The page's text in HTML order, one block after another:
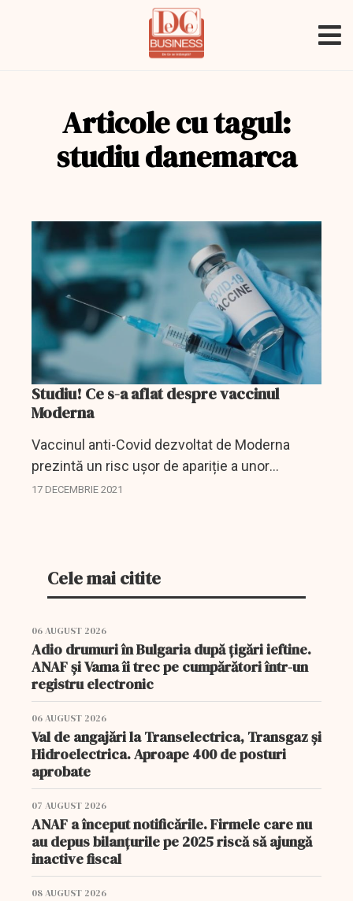
Articole cu tagul:
studiu danemarca
Studiu! Ce s-a aflat despre vaccinul
Moderna
Vaccinul anti-Covid dezvoltat de Moderna
prezintă un risc ușor de apariție a unor
probleme cardiace, relevă un studiu efectuat
17 DECEMBRIE 2021
Cele mai citite
06 AUGUST 2026
Adio drumuri în Bulgaria după țigări ieftine.
ANAF și Vama îi trec pe cumpărători într-un
registru electronic
06 AUGUST 2026
Val de angajări la Transelectrica, Transgaz și
Hidroelectrica. Aproape 400 de posturi
aprobate
07 AUGUST 2026
ANAF a început notificările. Firmele care nu
au depus bilanțurile pe 2025 riscă să ajungă
inactive fiscal
08 AUGUST 2026